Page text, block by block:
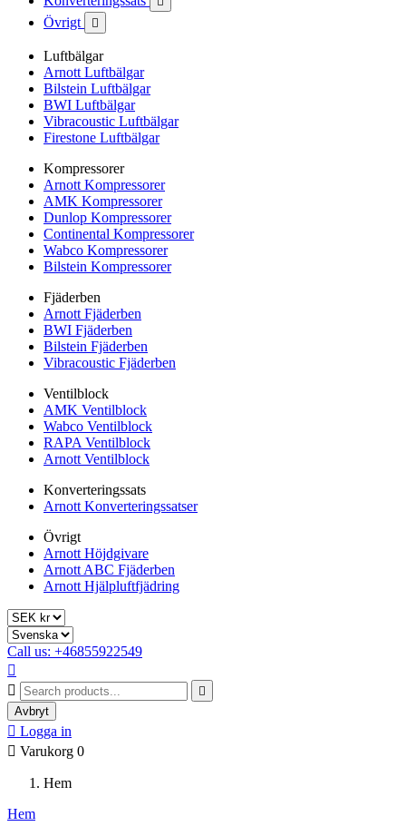
Övrigt 
Luftbälgar
Arnott Luftbälgar
Bilstein Luftbälgar
BWI Luftbälgar
Vibracoustic Luftbälgar
Firestone Luftbälgar
Kompressorer
Arnott Kompressorer
AMK Kompressorer
Dunlop Kompressorer
Continental Kompressorer
Wabco Kompressorer
Bilstein Kompressorer
Fjäderben
Arnott Fjäderben
BWI Fjäderben
Bilstein Fjäderben
Vibracoustic Fjäderben
Ventilblock
AMK Ventilblock
Wabco Ventilblock
RAPA Ventilblock
Arnott Ventilblock
Konverteringssats
Arnott Konverteringssatser
Övrigt
Arnott Höjdgivare
Arnott ABC Fjäderben
Arnott Hjälpluftfjädring
Call us: +46855922549



Avbryt
 Logga in
 Varukorg 0
Hem
Hem